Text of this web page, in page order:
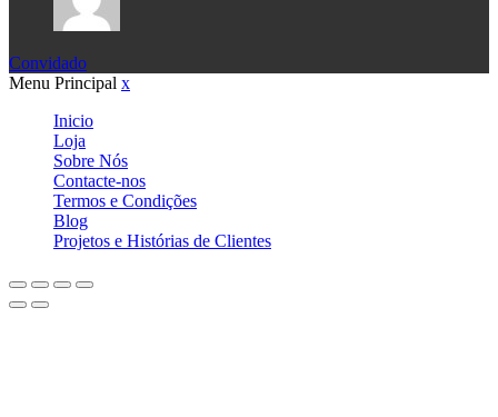
Convidado
Menu Principal x
Inicio
Loja
Sobre Nós
Contacte-nos
Termos e Condições
Blog
Projetos e Histórias de Clientes